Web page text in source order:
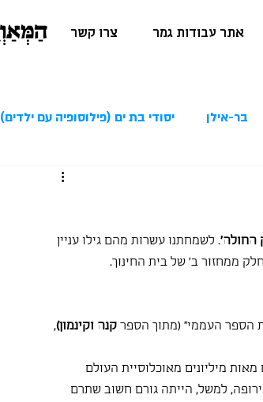
צרו קשר אתר עבודות גמר
בר-אילן יסודי בת ים (פילוסופיה עם ילדים)
החולה'. לשמחתנו עשרות מהם גילו עניין
ממחזור ב' של בית החינוך.
הספר העממי" (מתוך הספר קנה וקינמון),
מיליונים מאוכלוסיית העולם